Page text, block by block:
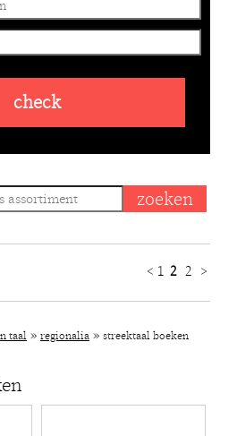
check
< 1 2 2 >
taal » regionalia » streektaal boeken